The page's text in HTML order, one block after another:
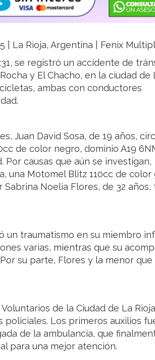
| La Rioja, Argentina | Fenix
se registró un accidente de
y El Chacho, en la ciudad de
ambas con conductores
Juan David Sosa, de 19 años,
de color negro, dominio A19
causas que aún se investigan,
una Motomel Blitz 110cc de color
Noelia Flores, de 32 años,
un traumatismo en su miembro
varias, mientras que su
su parte, Flores y la menor que
de la Ciudad de La
policiales. Los primeros auxilios
de la ambulancia, que
para una mejor atención.